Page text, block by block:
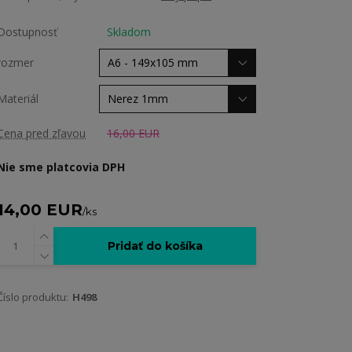
Skladom
pred zľavou 16,00 EUR
sme platcovia DPH
EUR/ks
Pridať do košíka
produktu: H498